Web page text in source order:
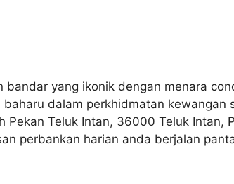
yang ikonik dengan menara
dalam perkhidmatan kewangan
Pekan Teluk Intan, 36000 Teluk Intan,
perbankan harian anda berjalan